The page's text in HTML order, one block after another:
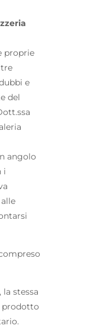
proprie
e
del
angolo
i
stessa
prodotto